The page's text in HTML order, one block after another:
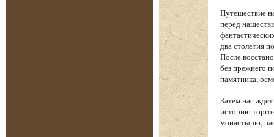
Путешествие
перед
два столетия
После
без прежнего
памятника,
Затем нас
историю
монастырю,